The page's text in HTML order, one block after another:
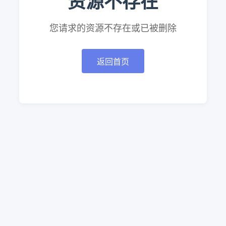
您请求的资源不存在或已被删除
返回首页